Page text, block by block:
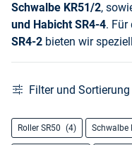
Schwalbe KR51/2,
und Habicht SR4-4. Für
SR4-2 bieten wir
Filter und Sortierung
Roller SR50 (4) Schwalbe